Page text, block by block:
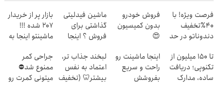
فرصت ویژه! با
40٪تخفیف
دندوناتو در حد
کن
فروش خودرو
بدون کمیسیون
😍
ماشین فیدلیتی
گذاشتی برای
فروش ؟ اینجا
بفروش
بازار پر از خریدار
207 شده !!!
ماشینتو اینجا به
تا ۱۵۰ میلیون از
تکنوپی؛ دریافت
ساده، مدارک
اینجا ماشینت رو
راحت و سریع
بفروشش
لبخند جذاب تر،
اعتماد به نفس
بیشتر🦷 (تخفیف
جراحی کمر
ممنوع شد⛔
میتونی کمرت رو